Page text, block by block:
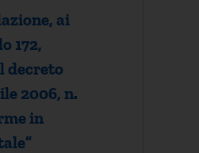
ai
172,
decreto
2006, n.
in